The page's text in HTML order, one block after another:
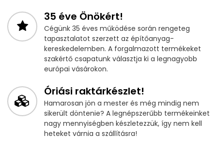
35 éve Önökért!
Cégünk 35 éves működése során rengeteg
tapasztalatot szerzett az építőanyag-
kereskedelemben. A forgalmazott termékeket
szakértő csapatunk választja ki a legnagyobb
európai vásárokon.
Óriási raktárkészlet!
Hamarosan jön a mester és még mindig nem
sikerült döntenie? A legnépszerűbb termékeinket
nagy mennyiségben készletezzük, így nem kell
heteket várnia a szállításra!